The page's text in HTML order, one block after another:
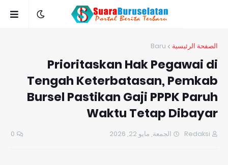
الصفحة الرئيسية Baru
Prioritaskan Hak Pegawai di
Tengah Keterbatasan, Pemkab
Bursel Pastikan Gaji PPPK Paruh
Waktu Tetap Dibayar
Redaksi الجمعة, مايو 22, 2026 0